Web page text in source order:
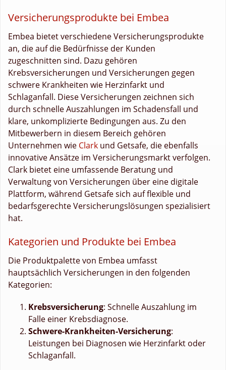
Versicherungsprodukte bei Embea
Embea bietet verschiedene Versicherungsprodukte
an, die auf die Bedürfnisse der Kunden
zugeschnitten sind. Dazu gehören
Krebsversicherungen und Versicherungen gegen
schwere Krankheiten wie Herzinfarkt und
Schlaganfall. Diese Versicherungen zeichnen sich
durch schnelle Auszahlungen im Schadensfall und
klare, unkomplizierte Bedingungen aus. Zu den
Mitbewerbern in diesem Bereich gehören
Unternehmen wie Clark und Getsafe, die ebenfalls
innovative Ansätze im Versicherungsmarkt verfolgen.
Clark bietet eine umfassende Beratung und
Verwaltung von Versicherungen über eine digitale
Plattform, während Getsafe sich auf flexible und
bedarfsgerechte Versicherungslösungen spezialisiert
hat.
Kategorien und Produkte bei Embea
Die Produktpalette von Embea umfasst
hauptsächlich Versicherungen in den folgenden
Kategorien:
Krebsversicherung: Schnelle Auszahlung im
Falle einer Krebsdiagnose.
Schwere-Krankheiten-Versicherung:
Leistungen bei Diagnosen wie Herzinfarkt oder
Schlaganfall.